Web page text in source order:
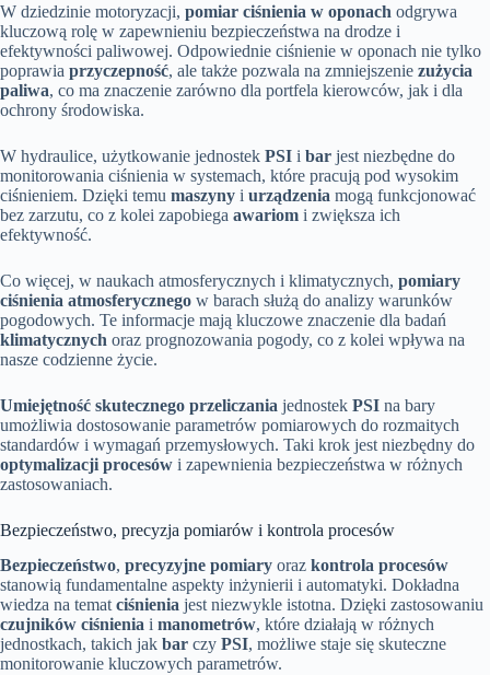
W dziedzinie motoryzacji, pomiar ciśnienia w oponach odgrywa
kluczową rolę w zapewnieniu bezpieczeństwa na drodze i
efektywności paliwowej. Odpowiednie ciśnienie w oponach nie tylko
poprawia przyczepność, ale także pozwala na zmniejszenie zużycia
paliwa, co ma znaczenie zarówno dla portfela kierowców, jak i dla
ochrony środowiska.
W hydraulice, użytkowanie jednostek PSI i bar jest niezbędne do
monitorowania ciśnienia w systemach, które pracują pod wysokim
ciśnieniem. Dzięki temu maszyny i urządzenia mogą funkcjonować
bez zarzutu, co z kolei zapobiega awariom i zwiększa ich
efektywność.
Co więcej, w naukach atmosferycznych i klimatycznych, pomiary
ciśnienia atmosferycznego w barach służą do analizy warunków
pogodowych. Te informacje mają kluczowe znaczenie dla badań
klimatycznych oraz prognozowania pogody, co z kolei wpływa na
nasze codzienne życie.
Umiejętność skutecznego przeliczania jednostek PSI na bary
umożliwia dostosowanie parametrów pomiarowych do rozmaitych
standardów i wymagań przemysłowych. Taki krok jest niezbędny do
optymalizacji procesów i zapewnienia bezpieczeństwa w różnych
zastosowaniach.
Bezpieczeństwo, precyzja pomiarów i kontrola procesów
Bezpieczeństwo, precyzyjne pomiary oraz kontrola procesów
stanowią fundamentalne aspekty inżynierii i automatyki. Dokładna
wiedza na temat ciśnienia jest niezwykle istotna. Dzięki zastosowaniu
czujników ciśnienia i manometrów, które działają w różnych
jednostkach, takich jak bar czy PSI, możliwe staje się skuteczne
monitorowanie kluczowych parametrów.